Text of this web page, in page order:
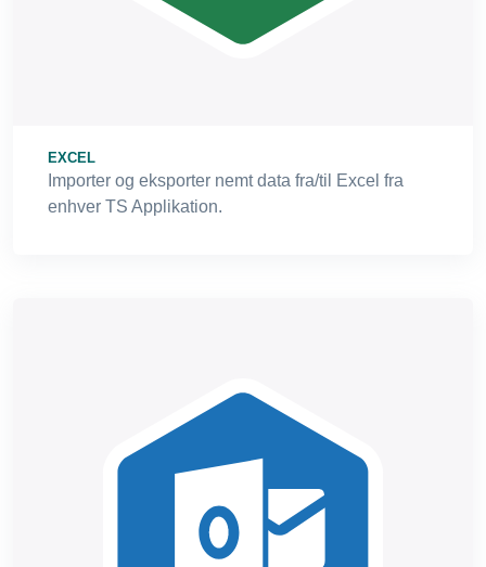
EXCEL
Importer og eksporter nemt data fra/til Excel fra
enhver TS Applikation.